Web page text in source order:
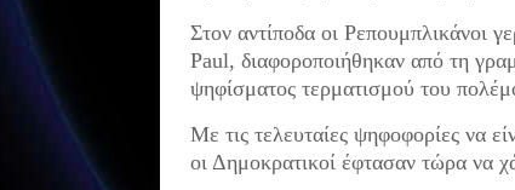
Στον αντίποδα οι Ρεπουμπλικάνοι
Paul, διαφοροποιήθηκαν από τη
ψηφίσματος τερματισμού του
Με τις τελευταίες ψηφοφορίες να
οι Δημοκρατικοί έφτασαν τώρα να